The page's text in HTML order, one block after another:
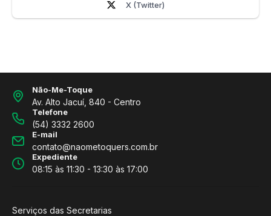
X (Twitter)
Não-Me-Toque
Av. Alto Jacuí, 840 - Centro
Telefone
(54) 3332 2600
E-mail
contato@naometoquers.com.br
Expediente
08:15 às 11:30 - 13:30 às 17:00
Serviços das Secretarias